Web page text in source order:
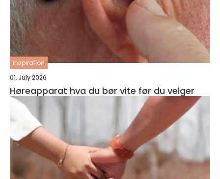
inspiration
01. July 2026
Høreapparat hva du bør vite før du velger